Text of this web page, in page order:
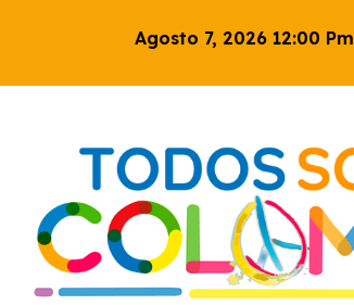
Agosto 7, 2026 12:00 Pm